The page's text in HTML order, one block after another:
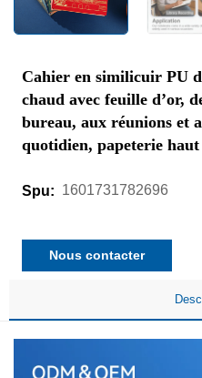
Cahier en similicuir PU
chaud avec feuille d’or,
bureau, aux réunions et
quotidien, papeterie
Spu: 1601731782696
Nous contacter